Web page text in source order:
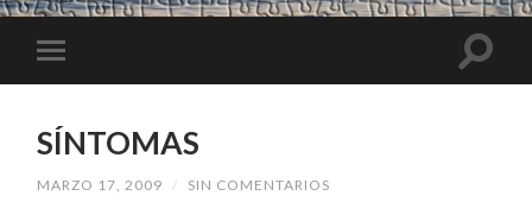
SÍNTOMAS
MARZO 17, 2009 / SIN COMENTARIOS